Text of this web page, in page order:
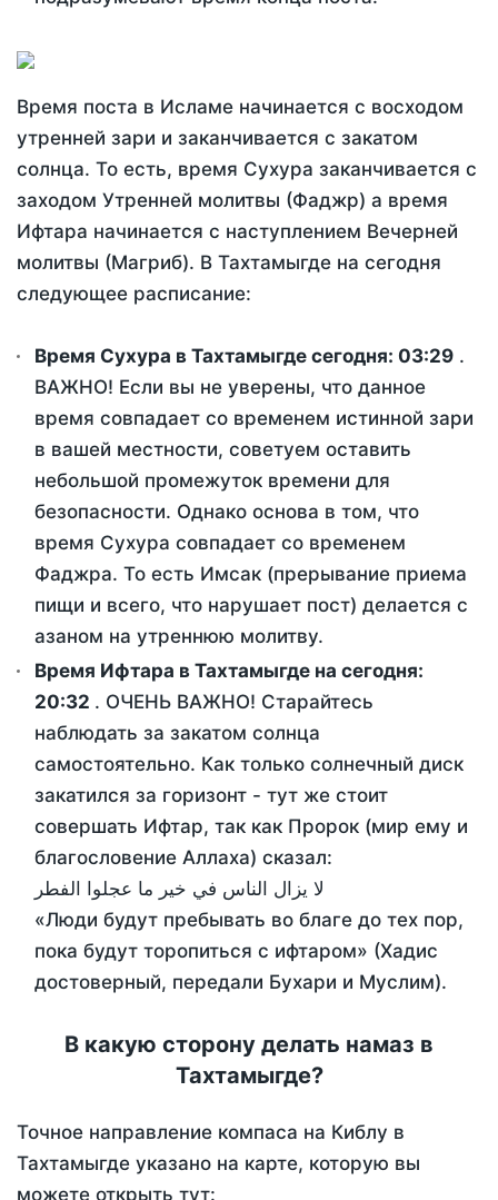
Время поста в Исламе начинается с восходом
утренней зари и заканчивается с закатом
солнца. То есть, время Сухура заканчивается с
заходом Утренней молитвы (Фаджр) а время
Ифтара начинается с наступлением Вечерней
молитвы (Магриб). В Тахтамыгде на сегодня
следующее расписание:
Время Сухура в Тахтамыгде сегодня: 03:29 .
ВАЖНО! Если вы не уверены, что данное
время совпадает со временем истинной зари
в вашей местности, советуем оставить
небольшой промежуток времени для
безопасности. Однако основа в том, что
время Сухура совпадает со временем
Фаджра. То есть Имсак (прерывание приема
пищи и всего, что нарушает пост) делается с
азаном на утреннюю молитву.
Время Ифтара в Тахтамыгде на сегодня:
20:32 . ОЧЕНЬ ВАЖНО! Старайтесь
наблюдать за закатом солнца
самостоятельно. Как только солнечный диск
закатился за горизонт - тут же стоит
совершать Ифтар, так как Пророк (мир ему и
благословение Аллаха) сказал:
لا يزال الناس في خير ما عجلوا الفطر
«Люди будут пребывать во благе до тех пор,
пока будут торопиться с ифтаром» (Хадис
достоверный, передали Бухари и Муслим).
В какую сторону делать намаз в
Тахтамыгде?
Точное направление компаса на Киблу в
Тахтамыгде указано на карте, которую вы
можете открыть тут: